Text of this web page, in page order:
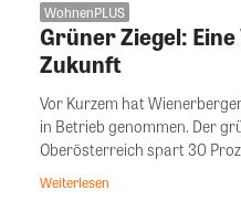
WohnenPLUS
Grüner Ziegel:
Zukunft
Vor Kurzem hat
in Betrieb genommen. Der
Oberösterreich spart 30
Weiterlesen